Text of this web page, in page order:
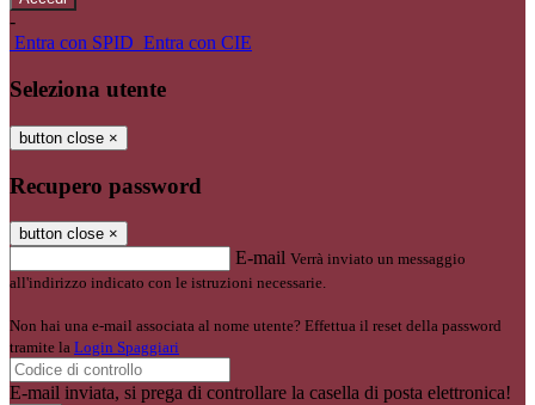
-
Entra con SPID Entra con CIE
Seleziona utente
button close ×
Recupero password
button close ×
E-mail Verrà inviato un messaggio
all'indirizzo indicato con le istruzioni necessarie.
Non hai una e-mail associata al nome utente? Effettua il reset della password
tramite la Login Spaggiari
E-mail inviata, si prega di controllare la casella di posta elettronica!